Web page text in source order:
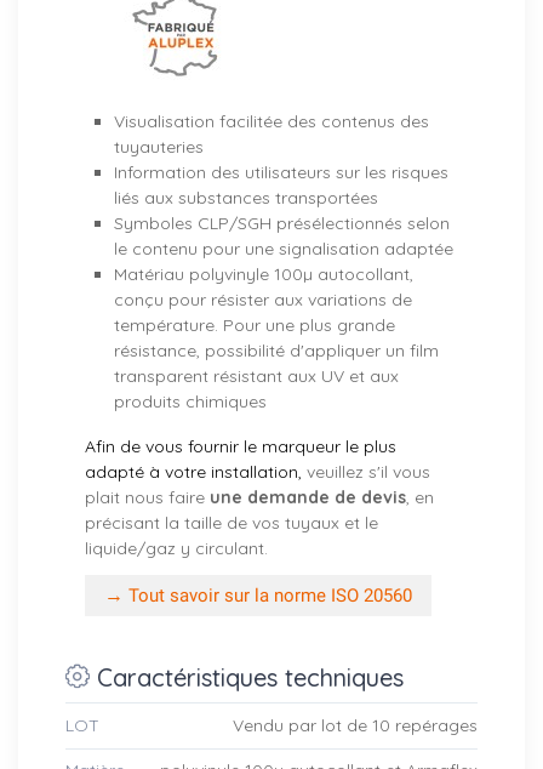
Visualisation facilitée des contenus des
tuyauteries
Information des utilisateurs sur les risques
liés aux substances transportées
Symboles CLP/SGH présélectionnés selon
le contenu pour une signalisation adaptée
Matériau polyvinyle 100µ autocollant,
conçu pour résister aux variations de
température. Pour une plus grande
résistance, possibilité d'appliquer un film
transparent résistant aux UV et aux
produits chimiques
Afin de vous fournir le marqueur le plus
adapté à votre installation, veuillez s'il vous
plait nous faire une demande de devis, en
précisant la taille de vos tuyaux et le
liquide/gaz y circulant.
→ Tout savoir sur la norme ISO 20560
Caractéristiques techniques
LOT Vendu par lot de 10 repérages